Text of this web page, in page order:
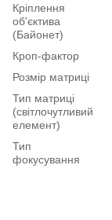
Кріплення
об'єктива
(Байонет)
Кроп-фактор
Розмір матриці
Тип матриці
(світлочутливий
елемент)
Тип
фокусування